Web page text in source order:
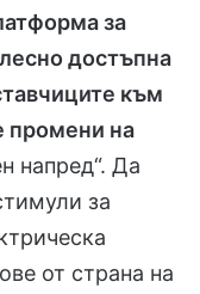
за
достъпна
към
промени на
напред“. Да
за
от страна на